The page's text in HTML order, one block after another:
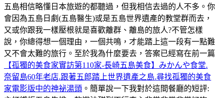
五島相信略懂日本旅遊的都聽過，但我相信去過的人不多。你
會因為五島日劇(五島醫生)或是五島世界遺產的教堂群而去，
又或你跟我一樣壓根就是喜歡離群、離島的旅人?不管怎樣
說，你總得想一個理由，一個共鳴，才能踏上這一段有一點難
又不會太難的旅行。至於我為什麼要去，答案已經寫在前一篇
【孤獨的美食家實訪第110家-長崎五島美食】みかんや食堂.
奈留島60年老店.跟著五郎踏上世界遺產之島.尋找孤獨的美食
家電影版中的神祕湯頭 。簡單說一下我對於這間餐廳的短評: